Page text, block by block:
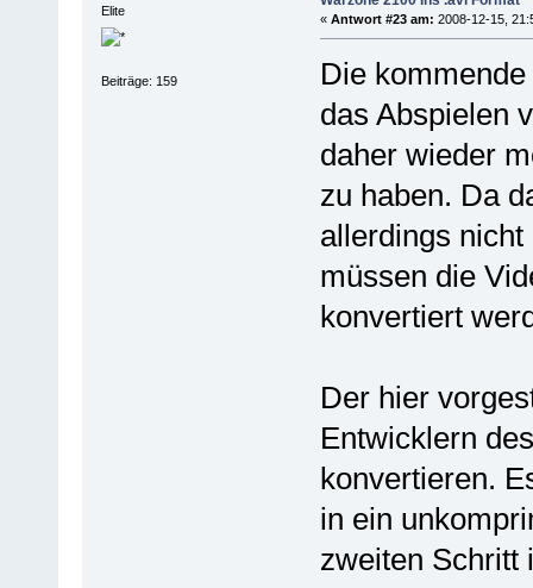
Elite
Beiträge: 159
« Antwort #23 am: 2008-12-15,
Die
das Abspielen
daher wieder
zu haben. Da
allerdings
müssen die
konvertiert
Der hier
Entwicklern
konvertieren.
in ein
zweiten Schritt